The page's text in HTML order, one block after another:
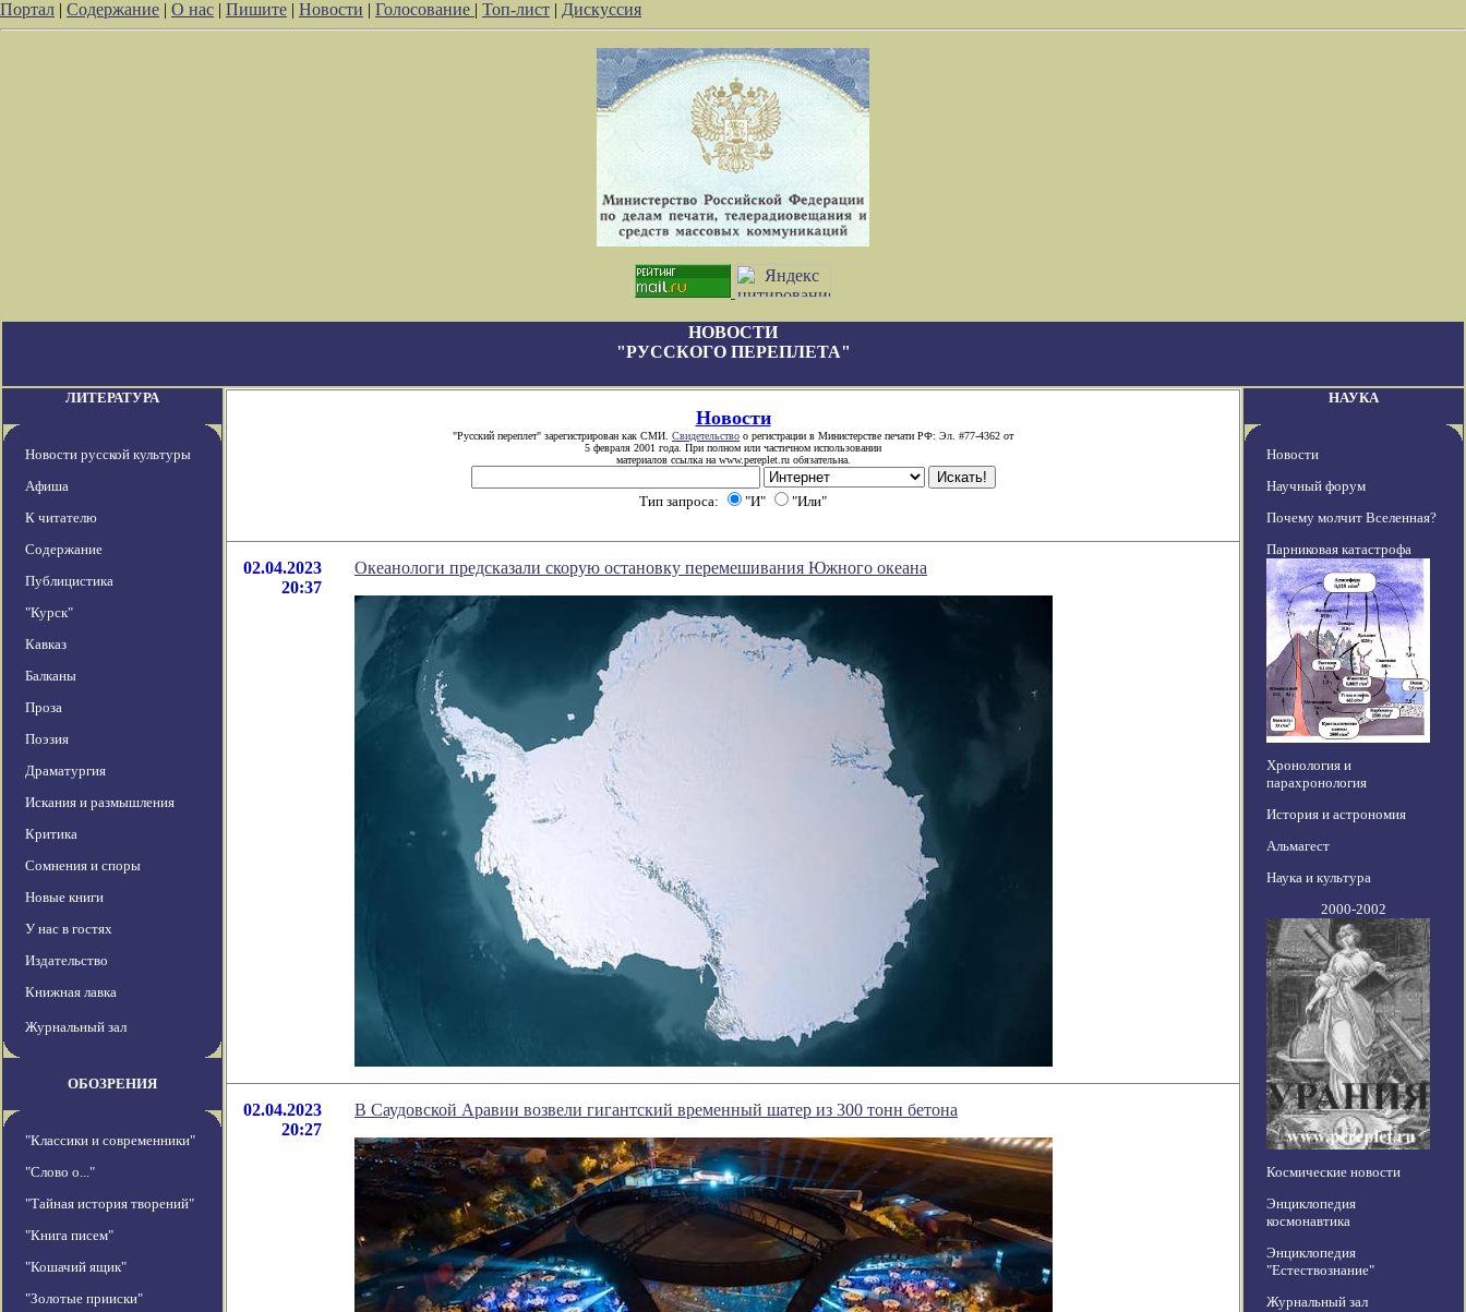
Портал | Содержание | О нас | Пишите | Новости | Голосование | Топ-лист | Дискуссия
НОВОСТИ
"РУССКОГО ПЕРЕПЛЕТА"
ЛИТЕРАТУРА
Новости русской культуры
Афиша
К читателю
Содержание
Публицистика
"Курск"
Кавказ
Балканы
Проза
Поэзия
Драматургия
Искания и размышления
Критика
Сомнения и споры
Новые книги
У нас в гостях
Издательство
Книжная лавка
Журнальный зал
ОБОЗРЕНИЯ
"Классики и современники"
"Слово о..."
"Тайная история творений"
"Книга писем"
"Кошачий ящик"
"Золотые прииски"
Новости
"Русский переплет" зарегистрирован как СМИ. Свидетельство о регистрации в Министерстве печати РФ: Эл. #77-4362 от
5 февраля 2001 года. При полном или частичном использовании
материалов ссылка на www.pereplet.ru обязательна.
Тип запроса: "И" "Или"
02.04.2023
20:37
Океанологи предсказали скорую остановку перемешивания Южного океана
02.04.2023
20:27
В Саудовской Аравии возвели гигантский временный шатер из 300 тонн бетона
НАУКА
Новости
Научный форум
Почему молчит Вселенная?
Парниковая катастрофа
Хронология и
парахронология
История и астрономия
Альмагест
Наука и культура
2000-2002
Космические новости
Энциклопедия
космонавтика
Энциклопедия
"Естествознание"
Журнальный зал